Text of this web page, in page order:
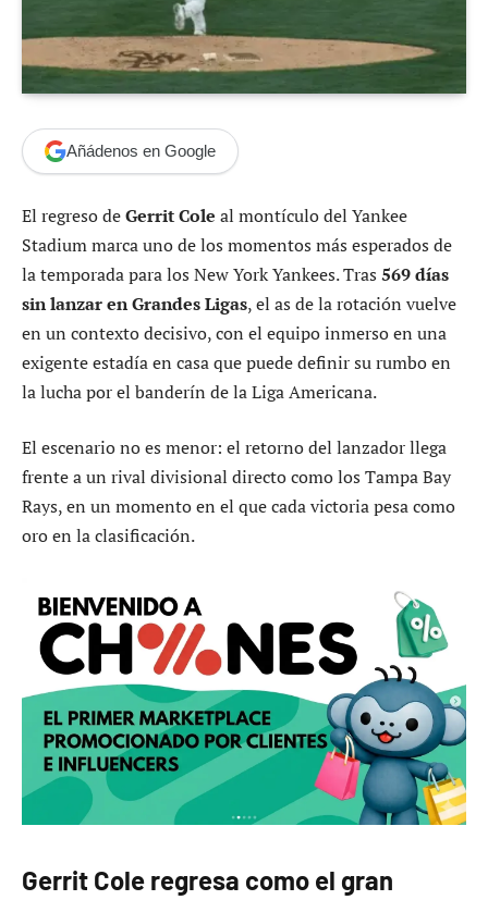
Añádenos en Google
El regreso deGerrit Cole al montículo del Yankee
Stadium marca uno de los momentos más esperados de
la temporada para los New York Yankees. Tras 569 días
sin lanzar en Grandes Ligas, el as de la rotación vuelve
en un contexto decisivo, con el equipo inmerso en una
exigente estadía en casa que puede definir su rumbo en
la lucha por el banderín de la Liga Americana.
El escenario no es menor: el retorno del lanzador llega
frente a un rival divisional directo como los Tampa Bay
Rays, en un momento en el que cada victoria pesa como
oro en la clasificación.
Gerrit Cole regresa como el gran